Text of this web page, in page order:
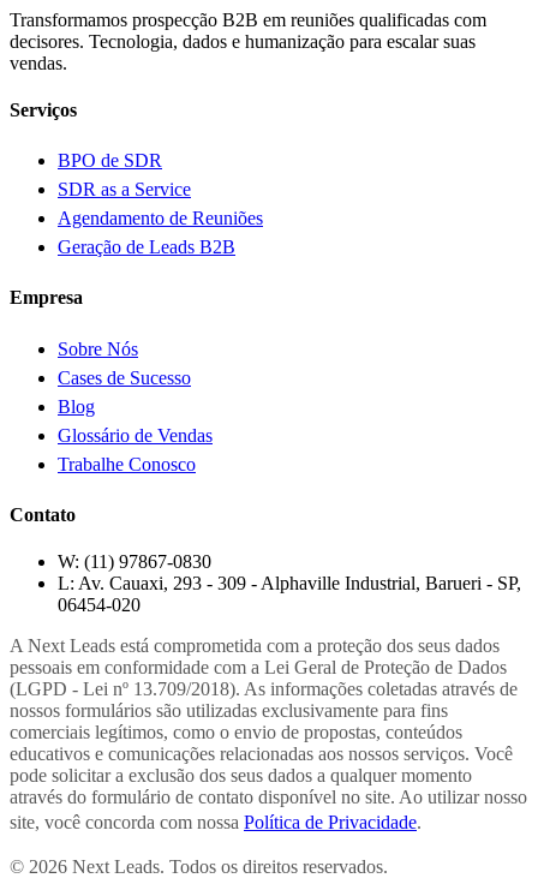
Transformamos prospecção B2B em reuniões qualificadas com
decisores. Tecnologia, dados e humanização para escalar suas
vendas.
Serviços
BPO de SDR
SDR as a Service
Agendamento de Reuniões
Geração de Leads B2B
Empresa
Sobre Nós
Cases de Sucesso
Blog
Glossário de Vendas
Trabalhe Conosco
Contato
W: (11) 97867-0830
L: Av. Cauaxi, 293 - 309 - Alphaville Industrial, Barueri - SP,
06454-020
A Next Leads está comprometida com a proteção dos seus dados
pessoais em conformidade com a Lei Geral de Proteção de Dados
(LGPD - Lei nº 13.709/2018). As informações coletadas através de
nossos formulários são utilizadas exclusivamente para fins
comerciais legítimos, como o envio de propostas, conteúdos
educativos e comunicações relacionadas aos nossos serviços. Você
pode solicitar a exclusão dos seus dados a qualquer momento
através do formulário de contato disponível no site. Ao utilizar nosso
site, você concorda com nossa Política de Privacidade.
© 2026 Next Leads. Todos os direitos reservados.